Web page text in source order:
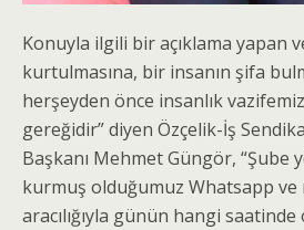
Konuyla ilgili bir açıklama yapan
kurtulmasına, bir insanın şifa
herşeyden önce insanlık
gereğidir” diyen Özçelik-İş
Başkanı Mehmet Güngör, “Şube
kurmuş olduğumuz Whatsapp ve
aracılığıyla günün hangi